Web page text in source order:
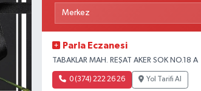
Parla Eczanesi
TABAKLAR MAH. REŞAT AKER SOK NO.18 A
0 (374) 222 26 26 Yol Tarifi Al